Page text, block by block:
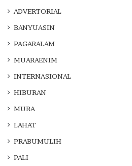
ADVERTORIAL
BANYUASIN
PAGARALAM
MUARAENIM
INTERNASIONAL
HIBURAN
MURA
LAHAT
PRABUMULIH
PALI